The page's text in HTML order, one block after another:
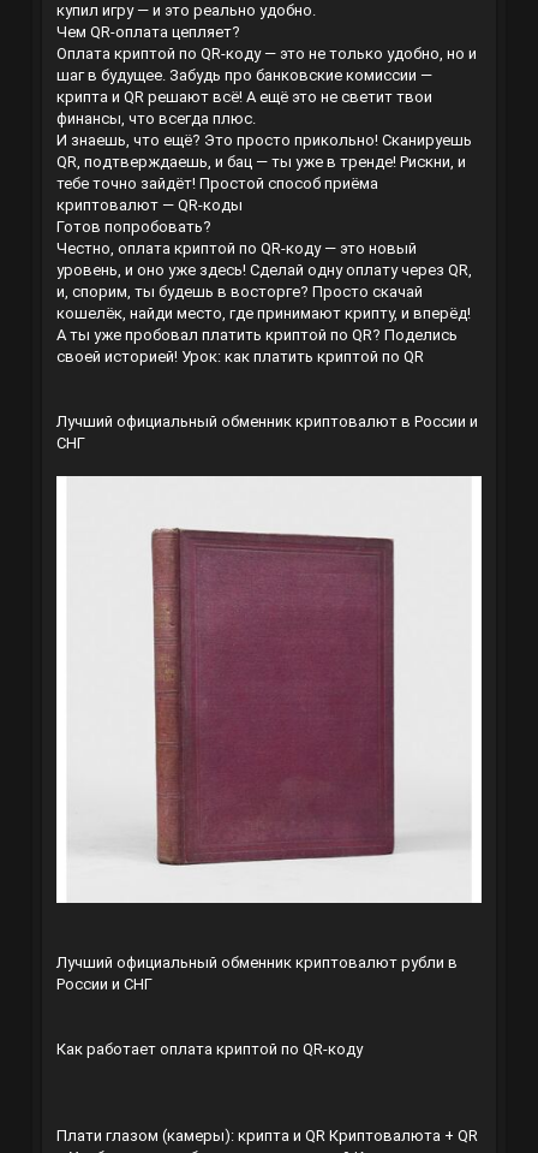
купил игру — и это реально удобно.
Чем QR-оплата цепляет?
Оплата криптой по QR-коду — это не только удобно, но и
шаг в будущее. Забудь про банковские комиссии —
крипта и QR решают всё! А ещё это не светит твои
финансы, что всегда плюс.
И знаешь, что ещё? Это просто прикольно! Сканируешь
QR, подтверждаешь, и бац — ты уже в тренде! Рискни, и
тебе точно зайдёт! Простой способ приёма
криптовалют — QR-коды
Готов попробовать?
Честно, оплата криптой по QR-коду — это новый
уровень, и оно уже здесь! Сделай одну оплату через QR,
и, спорим, ты будешь в восторге? Просто скачай
кошелёк, найди место, где принимают крипту, и вперёд!
А ты уже пробовал платить криптой по QR? Поделись
своей историей! Урок: как платить криптой по QR
Лучший официальный обменник криптовалют в России и
СНГ
Лучший официальный обменник криптовалют рубли в
России и СНГ
Как работает оплата криптой по QR-коду
Плати глазом (камеры): крипта и QR Криптовалюта + QR